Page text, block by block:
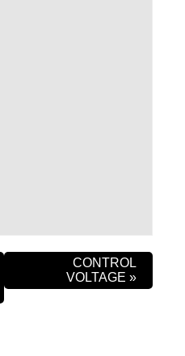
CONTROL
VOLTAGE »